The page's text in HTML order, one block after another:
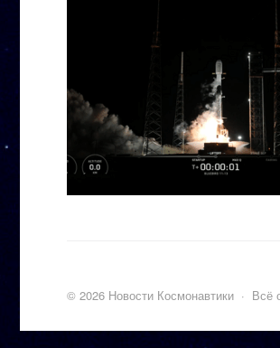
© 2026 Новости Космонавтики · Всё